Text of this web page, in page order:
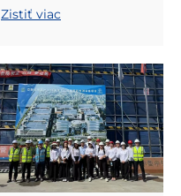
Spoločnosť Zhuhai
pokročilé systémy
na testovanie
batérií po celom
svete
Zistiť viac